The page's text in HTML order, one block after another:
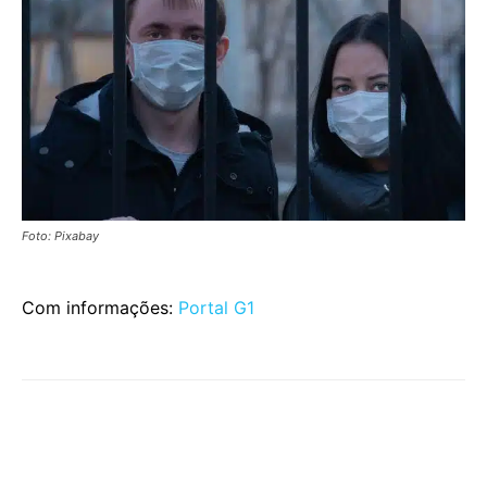
Foto: Pixabay
Com informações: Portal G1